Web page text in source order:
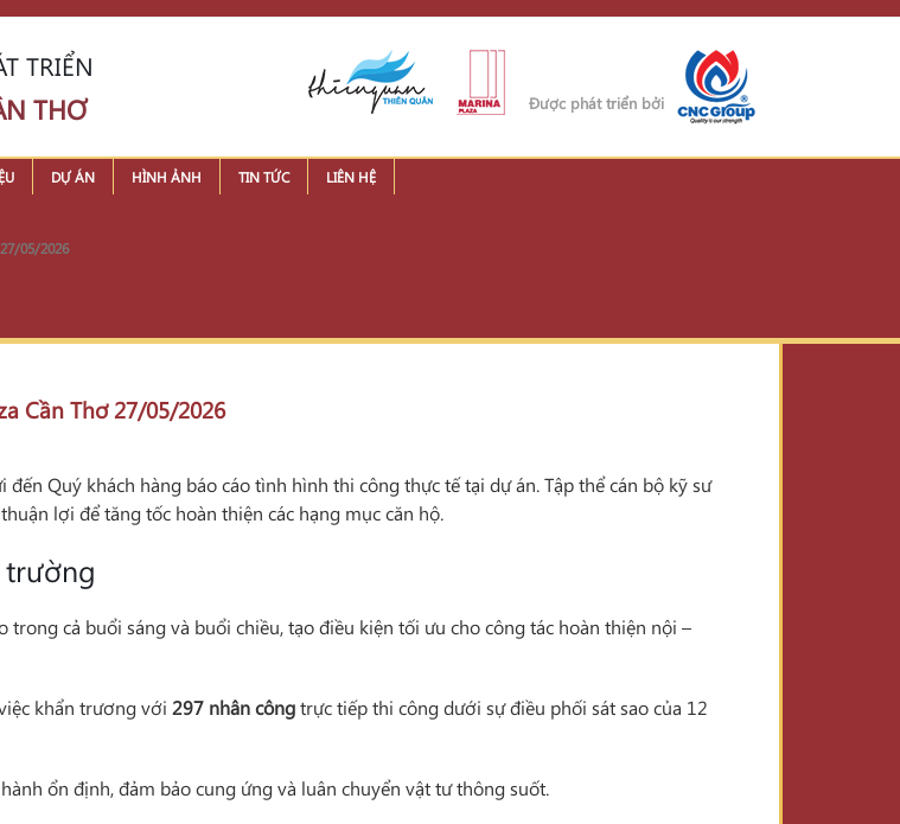
TRIỂN
THƠ Được phát triển bởi
DỰ ÁN HÌNH ẢNH TIN TỨC LIÊN HỆ
05/2026
Cần Thơ 27/05/2026
Quý khách hàng báo cáo tình hình thi công thực tế tại dự án. Tập thể cán bộ kỹ sư
lợi để tăng tốc hoàn thiện các hạng mục căn hộ.
cả buổi sáng và buổi chiều, tạo điều kiện tối ưu cho công tác hoàn thiện nội –
khẩn trương với 297 nhân côngtrực tiếp thi công dưới sự điều phối sát sao của 12
ổn định, đảm bảo cung ứng và luân chuyển vật tư thông suốt.